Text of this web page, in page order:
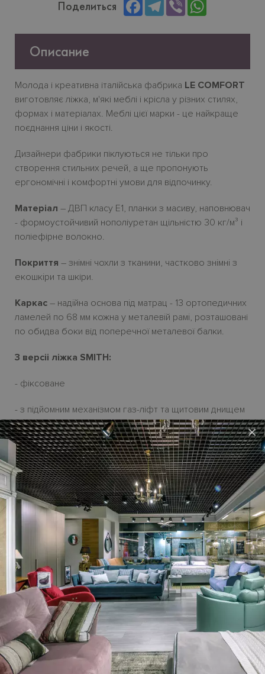
×
Поделиться
Описание
Молода і креативна італійська фабрика LE COMFORT
виготовляє ліжка, м'які меблі і крісла у різних стилях,
формах і матеріалах. Меблі цієї марки - це найкраще
поєднання ціни і якості.
Дизайнери фабрики піклуються не тільки про
створення стильних речей, а ще пропонують
ергономічнi і комфортнi умови для відпочинку.
Матеріал – ДВП класу E1, планки з масиву, наповнювач
- формоустойчивий нополіуретан щільністю 30 кг/м³ і
поліефірне волокно.
Покриття – знiмнi чохли з тканини, частково знiмнi з
екошкiри та шкіри.
Каркас – надiйна основа пiд матрац - 13 ортопедичних
ламелей по 68 мм кожна у металевiй рамi, розташовані
по обидва боки від поперечної металевої балки.
3 версіі ліжка SMITH:
- фіксоване
- з підйомним механізмом газ-ліфт та щитовим днищем
- опційне зі слайдовим днищем-книжкою на роликах з
націнкою до 10 %.
Висота сом'єFloor - H37 см, з ніжками Brick - 43 cм.
Ніжки- стандартні ніжки Brick висотою H6 см у кольорі
євкаліпт або мед, а также опційни ніжки і варіанти
кольору.
У стандартну комплектацію ліжка не входить матрац,
який можна додатково обрати у відповідній категорії.
Ціна ліжка на сайті - у початковій категорії тканини.
Виготовляютьсяпід замовлення.Можливо замовити
ліжко для матрацу шириною 90-, 120-, 160- і 180 см і
глибиною 190-, 200- і 210 см.
Термін постачання з Італіїдо2,5місяців.